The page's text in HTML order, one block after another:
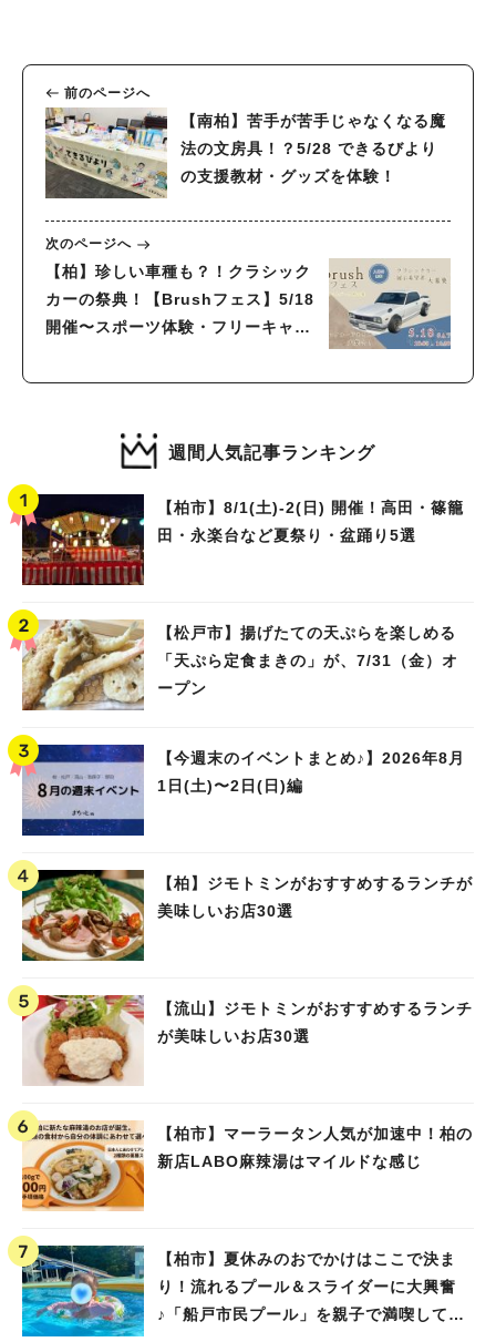
前のページへ
【南柏】苦手が苦手じゃなくなる魔
法の文房具！？5/28 できるびより
の支援教材・グッズを体験！
次のページへ
【柏】珍しい車種も？！クラシック
カーの祭典！【Brushフェス】5/18
開催〜スポーツ体験・フリーキャン
週間人気記事ランキング
【柏市】8/1(土)‐2(日) 開催！高田・篠籠
田・永楽台など夏祭り・盆踊り5選
【松戸市】揚げたての天ぷらを楽しめる
「天ぷら定食まきの」が、7/31（金）オ
ープン
【今週末のイベントまとめ♪】2026年8月
1日(土)〜2日(日)編
【柏】ジモトミンがおすすめするランチが
美味しいお店30選
【流山】ジモトミンがおすすめするランチ
が美味しいお店30選
【柏市】マーラータン人気が加速中！柏の
新店LABO麻辣湯はマイルドな感じ
【柏市】夏休みのおでかけはここで決ま
り！流れるプール＆スライダーに大興奮
♪「船戸市民プール」を親子で満喫してき